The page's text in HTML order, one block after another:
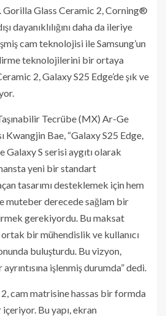
Glass Ceramic 2, Corning®
dayanıklılığını daha da ileriye
cam teknolojisi ile Samsung’un
teknolojilerini bir ortaya
2, Galaxy S25 Edge’de şık ve
Tecrübe (MX) Ar-Ge
Kwangjin Bae, “Galaxy S25 Edge,
Galaxy S serisi aygıtı olarak
yeni bir standart
tasarımı desteklemek için hem
muteber derecede sağlam bir
gerekiyordu. Bu maksat
ortak bir mühendislik ve kullanıcı
buluşturdu. Bu vizyon,
işlenmiş durumda” dedi.
cam matrisine hassas bir formda
Bu yapı, ekran